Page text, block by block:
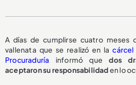
A días de cumplirse cuatro meses
vallenata que se realizó en la
Procuraduría informó quedos
aceptaron su responsabilidaden lo